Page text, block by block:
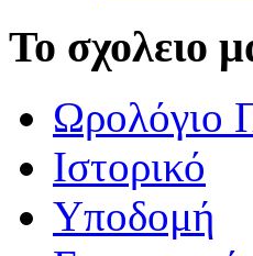
Το σχολειο
Ωρολόγιο
Ιστορικό
Υποδομή